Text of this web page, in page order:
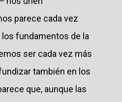
parece cada vez
fundamentos de la
ser cada vez más
también en los
que, aunque las